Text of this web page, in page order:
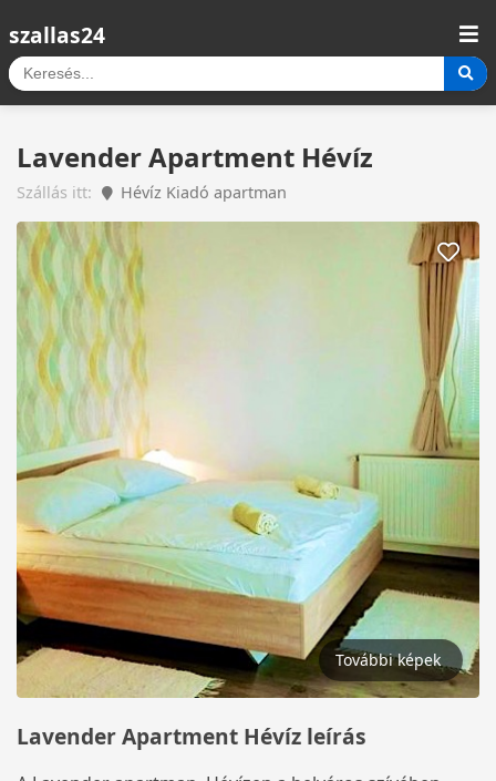
szallas24
Lavender Apartment Hévíz
Szállás itt: Hévíz Kiadó apartman
További képek
Lavender Apartment Hévíz leírás